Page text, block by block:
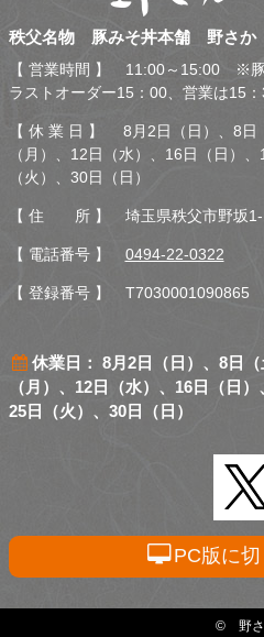
秩父名物 豚みそ丼本舗 野
秩父名物 豚みそ丼本舗 野さか
【 営業時間 】 11:00～15:00 ※豚
ラストオーダー15：00、営業は15
【 休 業 日 】 8月2日（日）、8日
（月）、12日（水）、16日（日）
（火）、30日（日）
【 住 所 】 埼玉県秩父市野坂1-
【 電話番号 】 0494-22-0322
【 登録番号 】 T7030001090865
休業日： 8月2日（日）、8日
（月）、12日（水）、16日（日
25日（火）、30日（日）
PC版に
© 野さ